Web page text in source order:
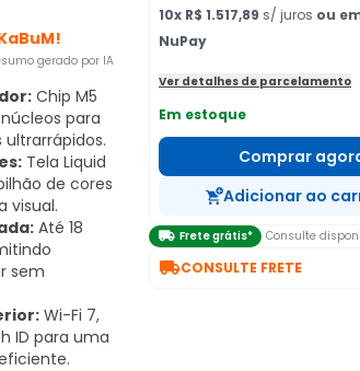
gerado por IA
Chip M5
núcleos para
Tela Liquid
de cores
visual.
Até 18
sem
Wi-Fi 7,
ID para uma
10x R$ 1.517,89 s/ juros ou
NuPay
Ver detalhes de parcelamento
Em estoque
Comprar
Adicionar ao
 Frete grátis* Consulte
CONSULTE FRETE